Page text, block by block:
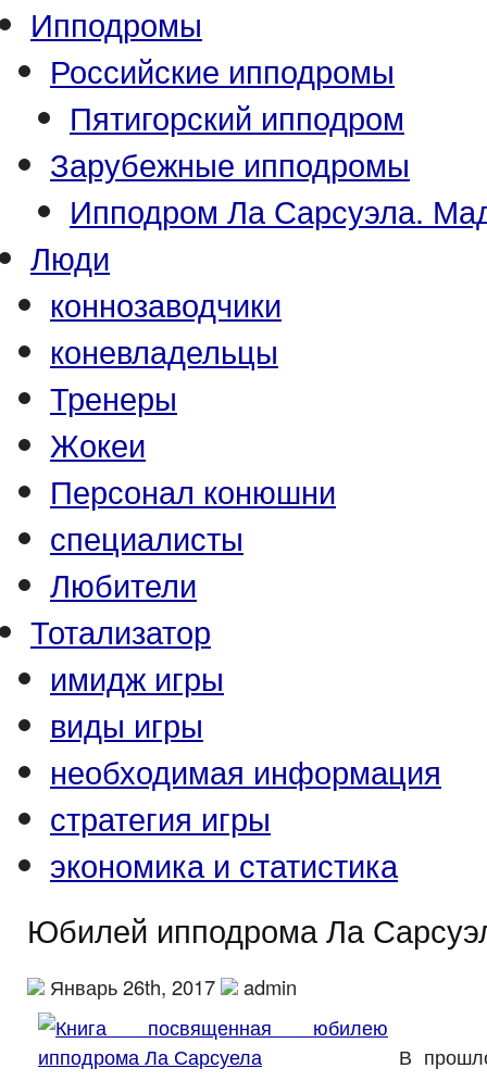
Ипподромы
Российские ипподромы
Пятигорский ипподром
Зарубежные ипподромы
Ипподром Ла Сарсуэла.
Люди
коннозаводчики
коневладельцы
Тренеры
Жокеи
Персонал конюшни
специалисты
Любители
Тотализатор
имидж игры
виды игры
необходимая информация
стратегия игры
экономика и статистика
Юбилей ипподрома Ла
Январь 26th, 2017 admin
В